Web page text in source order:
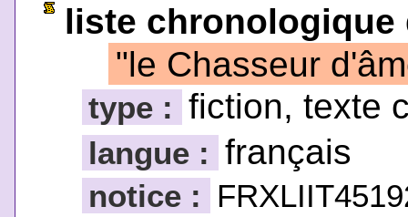
liste chronologique
"le Chasseur
type : fiction, texte
langue : français
notice :